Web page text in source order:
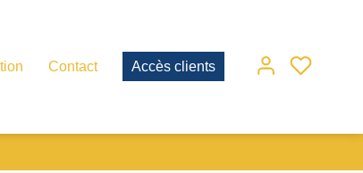
Contact Accès clients